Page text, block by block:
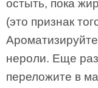
остыть, пока
(это признак
нероли. Еще
переложите в